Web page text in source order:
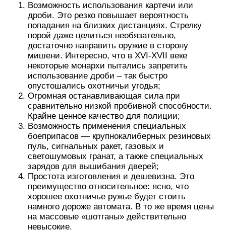
Возможность использования картечи или
дроби. Это резко повышает вероятность
попадания на близких дистанциях. Стрелку
порой даже целиться необязательно,
достаточно направить оружие в сторону
мишени. Интересно, что в XVI-XVII веке
некоторые монархи пытались запретить
использование дроби – так быстро
опустошались охотничьи угодья;
Огромная останавливающая сила при
сравнительно низкой пробивной способности.
Крайне ценное качество для полиции;
Возможность применения специальных
боеприпасов — крупнокалиберных резиновых
пуль, сигнальных ракет, газовых и
светошумовых гранат, а также специальных
зарядов для вышибания дверей;
Простота изготовления и дешевизна. Это
преимущество относительное: ясно, что
хорошее охотничье ружье будет стоить
намного дороже автомата. В то же время цены
на массовые «шотганы» действительно
невысокие.